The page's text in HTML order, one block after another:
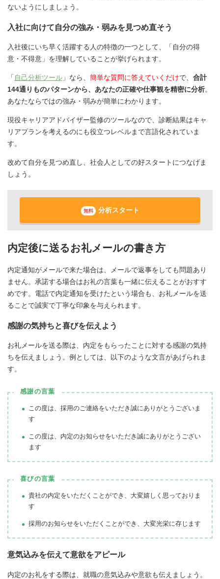
ないようにしましょう。
入社に向けて自分の強み・弱みを見つめ直そう
入社後にいち早く活躍する人の特徴の一つとして、「自分の得
意・不得意」を理解していることが挙げられます。
「 自己分析ツール 」なら、 簡単な質問に答えていくだけで、 合計
144通りものパターンから、あなたの正確や仕事観を精密に分析。
あなたならではの強み・弱みが簡単にわかります。
現役キャリアアドバイザー監修のツールなので、診断結果はキャ
リアプランを考えるのにも役立つレベルまで言語化されていま
す。
改めて自分を見つめ直し、社会人としての好スタートにつなげま
しょう。
無料 分析スタート
内定後に送るお礼メールの書き方
内定通知がメールで来た場合は、メールで返事をしても問題あり
ません。承諾する場合はお礼の言葉も一緒に伝えることがおすす
めです。電話で内定通知を受けたという場合も、お礼メールを送
ることで誠実で丁寧な印象を与えられます。
感謝の気持ちと喜びを伝えよう
お礼メールを送る際は、内定をもらったことに対する感謝の気持
ちを伝えましょう。例としては、以下のような文言があげられま
す。
感謝の言葉
この度は、採用のご連絡をいただき誠にありがとうございま
す
この度は、内定のお知らせをいただき誠にありがとうござい
ます
喜びの言葉
貴社の内定をいただくことができ、大変嬉しく思っておりま
す
採用のお知らせをいただくことができ、大変光栄に存じます
意気込みを伝えて意欲をアピール
内定のお礼をする際は、就職の意気込みや意欲も伝えましょう。